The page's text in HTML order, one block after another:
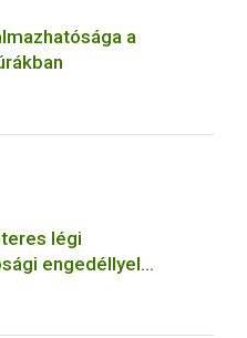
a
légi
engedéllyel